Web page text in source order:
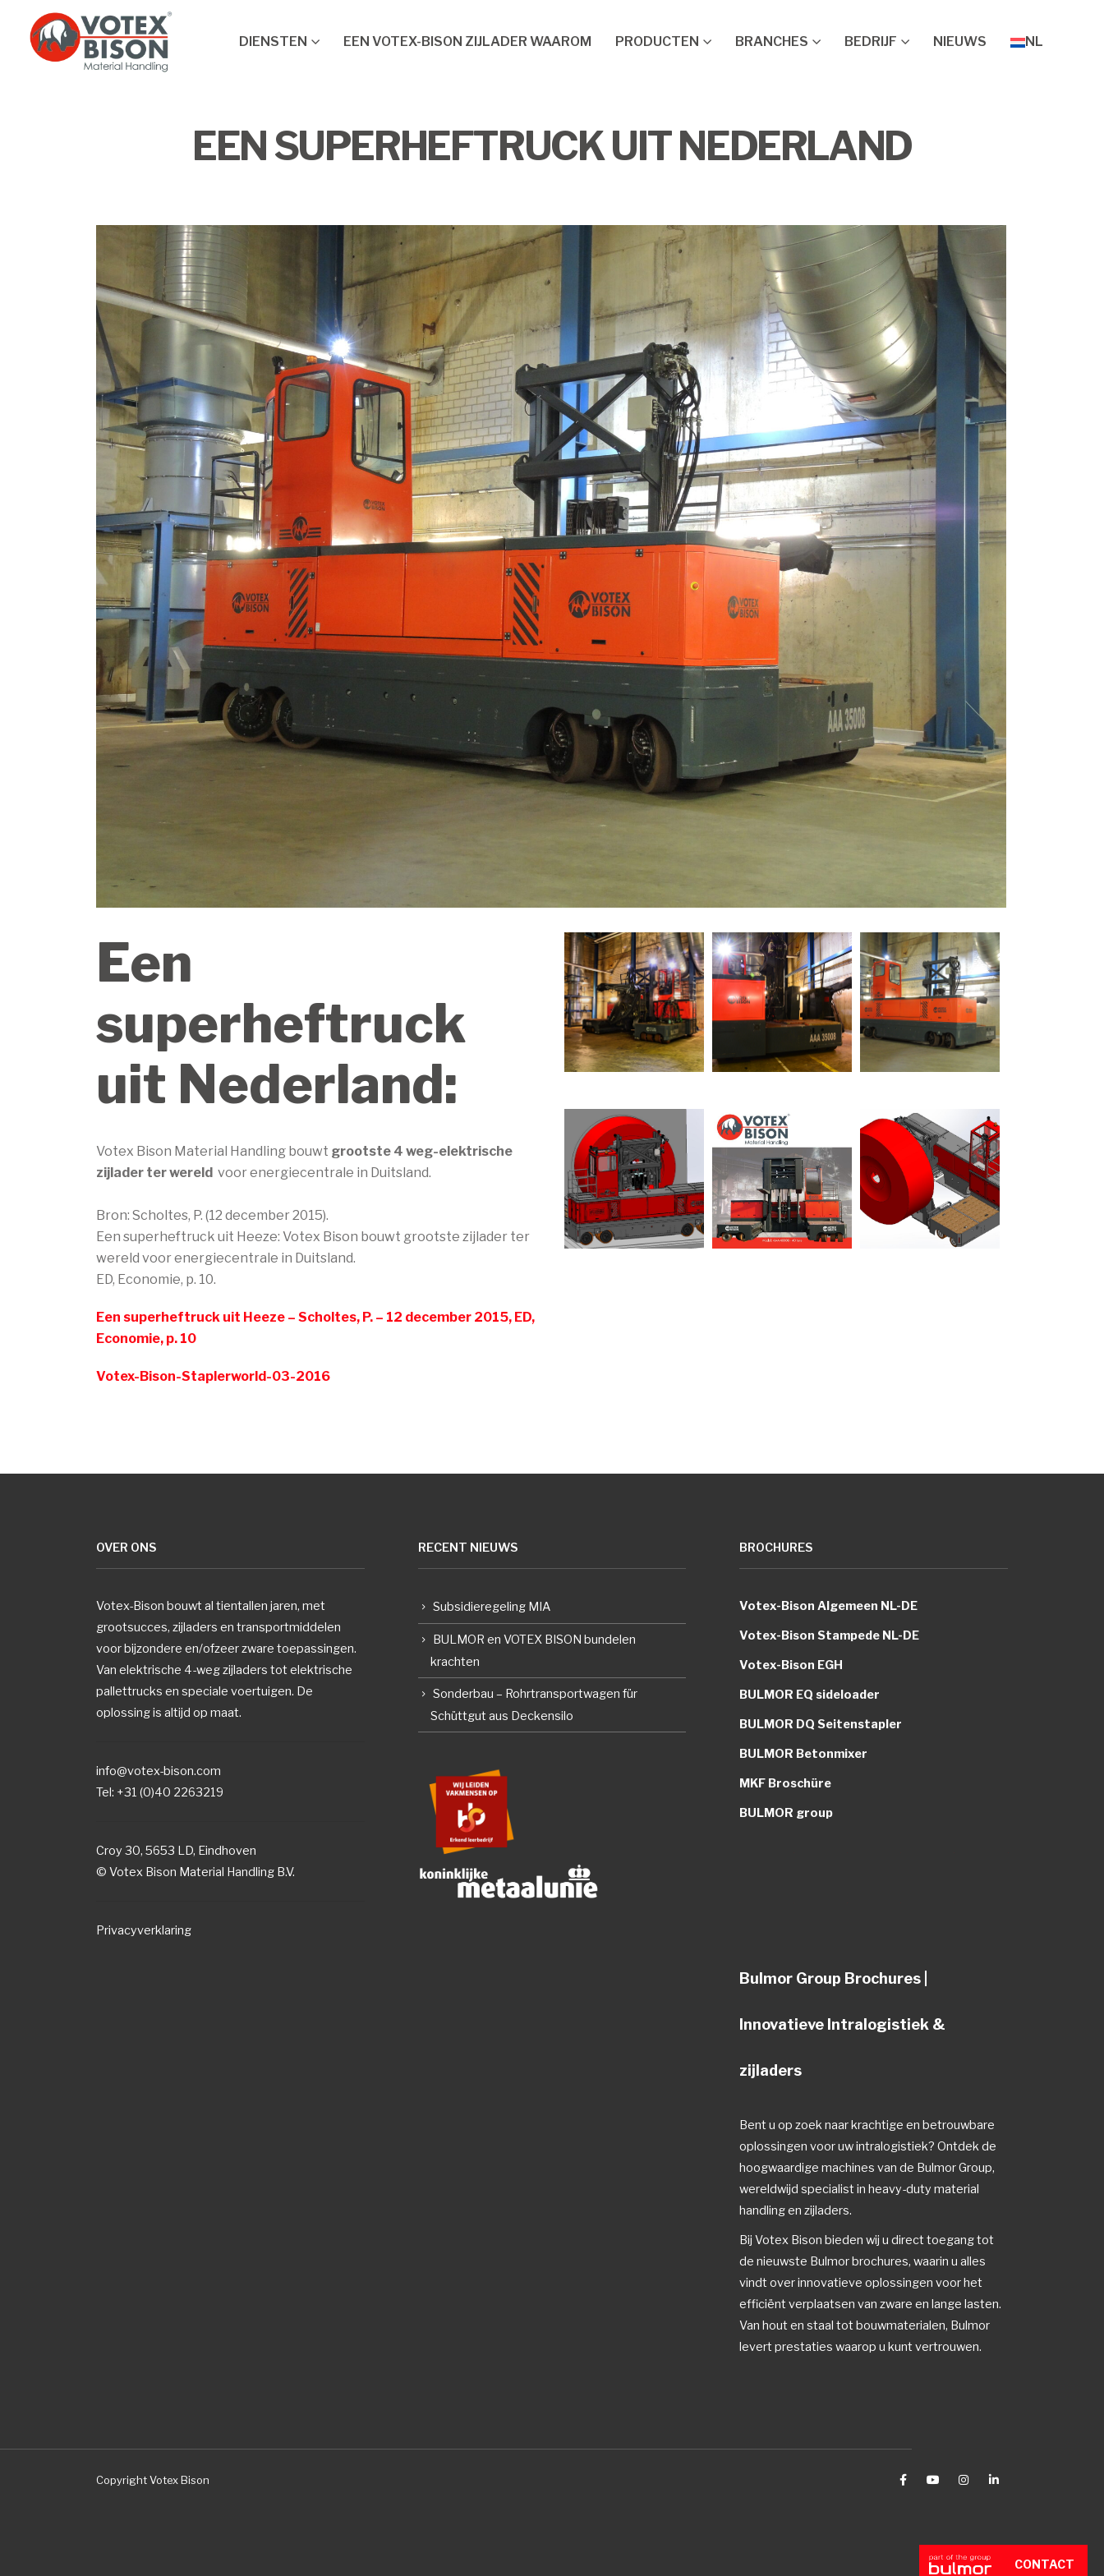
DIENSTEN EEN VOTEX-BISON ZIJLADER WAAROM PRODUCTEN BRANCHES BEDRIJF NIEUWS NL
EEN SUPERHEFTRUCK UIT NEDERLAND
Een
superheftruck
uit Nederland:
Votex Bison Material Handling bouwt grootste 4 weg-elektrische
zijlader ter wereld voor energiecentrale in Duitsland.
Bron: Scholtes, P. (12 december 2015).
Een superheftruck uit Heeze: Votex Bison bouwt grootste zijlader ter
wereld voor energiecentrale in Duitsland.
ED, Economie, p. 10.
Een superheftruck uit Heeze – Scholtes, P. – 12 december 2015, ED,
Economie, p. 10
Votex-Bison-Staplerworld-03-2016
CONTACT
OVER ONS
Votex-Bison bouwt al tientallen jaren, met
grootsucces, zijladers en transportmiddelen
voor bijzondere en/ofzeer zware toepassingen.
Van elektrische 4-weg zijladers tot elektrische
pallettrucks en speciale voertuigen. De
oplossing is altijd op maat.
info@votex-bison.com
Tel: +31 (0)40 2263219
Croy 30, 5653 LD, Eindhoven
© Votex Bison Material Handling B.V.
Privacyverklaring
RECENT NIEUWS
Subsidieregeling MIA
BULMOR en VOTEX BISON bundelen
krachten
Sonderbau – Rohrtransportwagen für
Schüttgut aus Deckensilo
BROCHURES
Votex-Bison Algemeen NL-DE
Votex-Bison Stampede NL-DE
Votex-Bison EGH
BULMOR EQ sideloader
BULMOR DQ Seitenstapler
BULMOR Betonmixer
MKF Broschüre
BULMOR group
Bulmor Group Brochures |
Innovatieve Intralogistiek &
zijladers
Bent u op zoek naar krachtige en betrouwbare
oplossingen voor uw intralogistiek? Ontdek de
hoogwaardige machines van de Bulmor Group,
wereldwijd specialist in heavy-duty material
handling en zijladers.
Bij Votex Bison bieden wij u direct toegang tot
de nieuwste Bulmor brochures, waarin u alles
vindt over innovatieve oplossingen voor het
efficiënt verplaatsen van zware en lange lasten.
Van hout en staal tot bouwmaterialen, Bulmor
levert prestaties waarop u kunt vertrouwen.
Copyright Votex Bison